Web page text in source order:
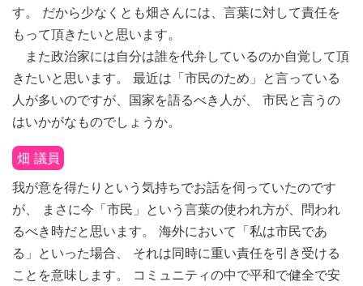
す。 だから少なくとも畑さんには、言葉に対して責任を
もって頂きたいと思います。
また政治家には自分は誰を代弁しているのか自覚して頂
きたいと思います。 最近は「市民のため」と言っている
人が多いのですが、国家を語るべき人が、 市民と言うの
はいかがなものでしょうか。
畑 議員
我が意を得たりという気持ちでお話を伺っていたのです
が、 まさに今「市民」という言葉の使われ方が、問われ
るべき時だと思います。 海外において「私は市民であ
る」といった場合、 それは同時に重い責任を引き受ける
ことを意味します。 コミュニティの中で平和で健全で安